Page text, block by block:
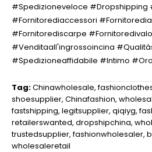
#Spedizioneveloce #Dropshipping
#Fornitorediaccessori
#Fornitorediscarpe
#Venditaall'ingrossoincina
#Spedizioneaffidabile #Intimo
Tag:Chinawholesale,
shoesupplier, Chinafashion,
fastshipping, legitsupplier, qiqiyg,
retailerswanted, dropshipchina,
trustedsupplier,fashionwholesaler,
wholesaleretail